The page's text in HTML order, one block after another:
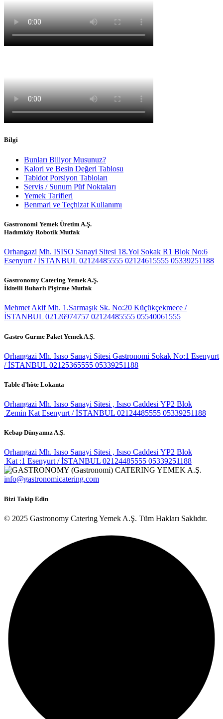
Bilgi
Bunları Biliyor Musunuz?
Kalori ve Besin Değeri Tablosu
Tabldot Porsiyon Tabloları
Servis / Sunum Püf Noktaları
Yemek Tarifleri
Benmari ve Teçhizat Kullanımı
Gastronomi Yemek Üretim A.Ş.
Hadımköy Robotik Mutfak
Orhangazi Mh. ISISO Sanayi Sitesi 18.Yol Sokak R1 Blok No:6
Esenyurt / İSTANBUL 02124485555 02124615555 05339251188
Gastronomy Catering Yemek A.Ş.
İkitelli Buharlı Pişirme Mutfak
Mehmet Akif Mh. 1.Sarmaşık Sk. No:20 Küçükçekmece /
İSTANBUL 02126974757 02124485555 05540061555
Gastro Gurme Paket Yemek A.Ş.
Orhangazi Mh. Isıso Sanayi Sitesi Gastronomi Sokak No:1 Esenyurt
/ İSTANBUL 02125365555 05339251188
Table d’hòte Lokanta
Orhangazi Mh. Isıso Sanayi Sitesi , Isıso Caddesi YP2 Blok
Zemin Kat Esenyurt / İSTANBUL 02124485555 05339251188
Kebap Dünyamız A.Ş.
Orhangazi Mh. Isıso Sanayi Sitesi , Isıso Caddesi YP2 Blok
Kat :1 Esenyurt / İSTANBUL 02124485555 05339251188
info@gastronomicatering.com
Bizi Takip Edin
© 2025 Gastronomy Catering Yemek A.Ş. Tüm Hakları Saklıdır.